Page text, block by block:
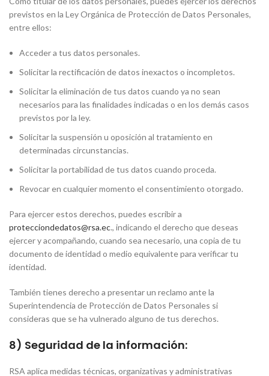
previstos en la Ley Orgánica de Protección de Datos Personales,
entre ellos:
Acceder a tus datos personales.
Solicitar la rectificación de datos inexactos o incompletos.
Solicitar la eliminación de tus datos cuando ya no sean
necesarios para las finalidades indicadas o en los demás casos
previstos por la ley.
Solicitar la suspensión u oposición al tratamiento en
determinadas circunstancias.
Solicitar la portabilidad de tus datos cuando proceda.
Revocar en cualquier momento el consentimiento otorgado.
Para ejercer estos derechos, puedes escribir a
protecciondedatos@rsa.ec., indicando el derecho que deseas
ejercer y acompañando, cuando sea necesario, una copia de tu
documento de identidad o medio equivalente para verificar tu
identidad.
También tienes derecho a presentar un reclamo ante la
Superintendencia de Protección de Datos Personales si
consideras que se ha vulnerado alguno de tus derechos.
8) Seguridad de la información:
RSA aplica medidas técnicas, organizativas y administrativas